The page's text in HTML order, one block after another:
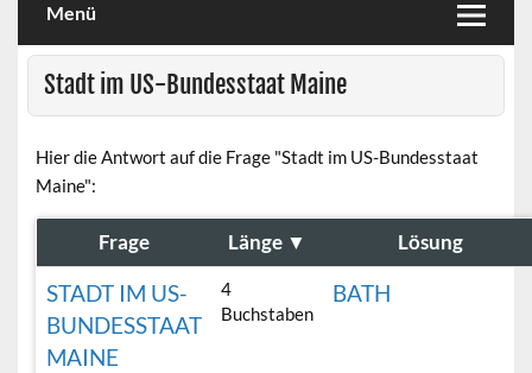
Menü
Stadt im US-Bundesstaat Maine
Hier die Antwort auf die Frage "Stadt im US-Bundesstaat
Maine":
Frage Länge ▼ Lösung
STADT IM US-
BUNDESSTAAT
MAINE
4
Buchstaben
BATH